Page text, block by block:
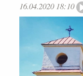
16.04.2020 18:10